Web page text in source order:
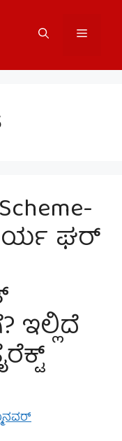
Menu
ಘರ್
ಇಲ್ಲಿದೆ